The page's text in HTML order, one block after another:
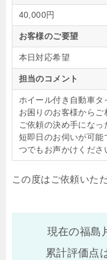
40,000円
お客様のご要望
本日対応希望
担当のコメント
ホイール付き自動車
お困りのお客様から
ご依頼の決め手にな
短即日のお伺いが可
つでもお声かけくださ
この度はご依頼いた
現在の福島
累計評価点